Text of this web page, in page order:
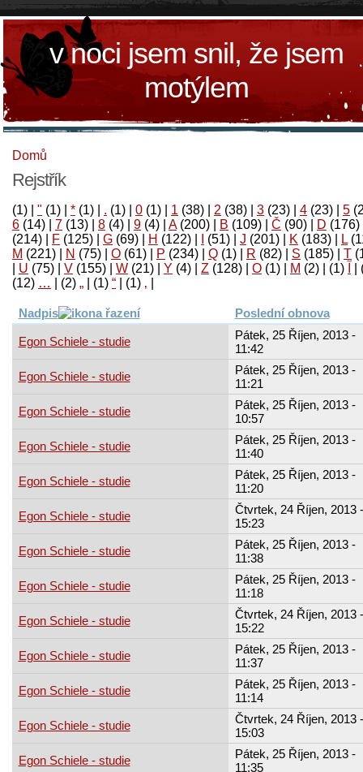
v noci jsem snil, že jsem
motýlem
Domů
Rejstřík
(1) " (1) * (1) . (1) 0 (1) 1 (38) 2 (38) 3 (23) 4 (23) 5
6 (14) 7 (13) 8 (4) 9 (4) A(200) B (109) Č (90) D (176)
(214)
F (125) G (69) H (122) (51) J (201) K (183) L
M (221) N (75) O (61) P (234) Q (1) R (82) S (185) T
U (75) V (155) W (21) Y (4) Z (128) Ο (1) М (2)
(1)
‚
(1)
“
(1)
„
(2)
…
(12)
Nadpis Poslední obnova
Egon Schiele - studie
Pátek, 25 Říjen, 2013 -
11:42
Egon Schiele - studie
Pátek, 25 Říjen, 2013 -
11:21
Egon Schiele - studie
Pátek, 25 Říjen, 2013 -
10:57
Egon Schiele - studie
Pátek, 25 Říjen, 2013 -
11:40
Egon Schiele - studie
Pátek, 25 Říjen, 2013 -
11:20
Egon Schiele - studie
Čtvrtek, 24 Říjen, 2013 -
15:23
Egon Schiele - studie
Pátek, 25 Říjen, 2013 -
11:38
Egon Schiele - studie
Pátek, 25 Říjen, 2013 -
11:18
Egon Schiele - studie
Čtvrtek, 24 Říjen, 2013 -
15:22
Egon Schiele - studie
Pátek, 25 Říjen, 2013 -
11:37
Egon Schiele - studie
Pátek, 25 Říjen, 2013 -
11:14
Egon Schiele - studie
Čtvrtek, 24 Říjen, 2013 -
15:03
Egon Schiele - studie
Pátek, 25 Říjen, 2013 -
11:35